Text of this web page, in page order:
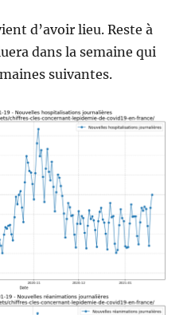
d’avoir lieu. Reste à
dans la semaine qui
suivantes.